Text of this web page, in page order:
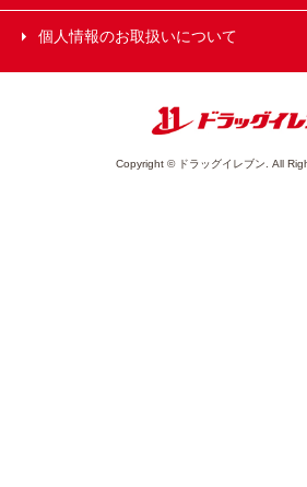
個人情報のお取扱いについて
Copyright © ドラッグイレブン. All